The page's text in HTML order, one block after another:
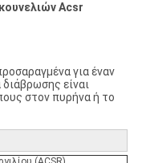
Acsr
για έναν
είναι
στον πυρήνα ή το